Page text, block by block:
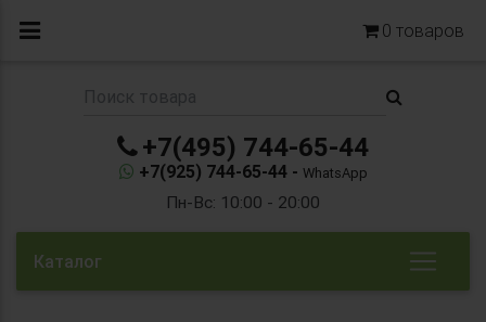
0 товаров
+7(495) 744-65-44
+7(925) 744-65-44 - WhatsApp
Пн-Вс: 10:00 - 20:00
Каталог